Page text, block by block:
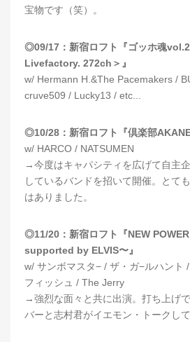
宝物です（笑）。
◎09/17：新宿ロフト『ゴッホ魂
Livefactory. 272ch＞』
w/ Hermann H.&The Pacemakers /
cruve509 / Lucky13 / etc...
◎10/28：新宿ロフト『倶楽部
w/ HARCO / NATSUMEN
→今度はキャパシティを広げて自主
しているバンドを招いて開催。とて
はありました。
◎11/20：新宿ロフト『NEW
supported by ELVIS〜』
w/ サンボマスタ− / ザ・ガ−ルハント
フィッシュ / The Jerry
→強烈な面々と共に出演。打ち上げ
バーと志村君がイエモン・トークして